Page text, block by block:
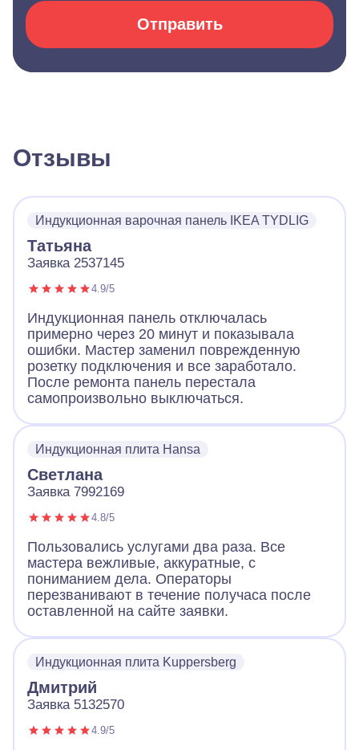
Отправить
Отзывы
Индукционная варочная панель IKEA TYDLIG
Татьяна
Заявка 2537145
4.9/5
Индукционная панель отключалась
примерно через 20 минут и показывала
ошибки. Мастер заменил поврежденную
розетку подключения и все заработало.
После ремонта панель перестала
самопроизвольно выключаться.
Индукционная плита Hansa
Светлана
Заявка 7992169
4.8/5
Пользовались услугами два раза. Все
мастера вежливые, аккуратные, с
пониманием дела. Операторы
перезванивают в течение получаса после
оставленной на сайте заявки.
Индукционная плита Kuppersberg
Дмитрий
Заявка 5132570
4.9/5